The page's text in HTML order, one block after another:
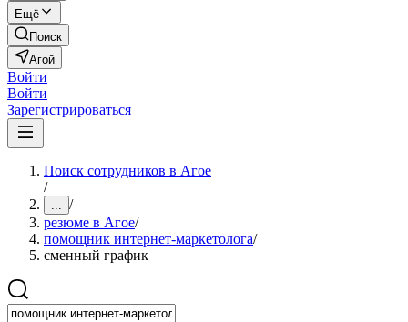
Ещё
Поиск
Агой
Войти
Войти
Зарегистрироваться
Поиск сотрудников в Агое
/
... /
резюме в Агое/
помощник интернет-маркетолога/
сменный график